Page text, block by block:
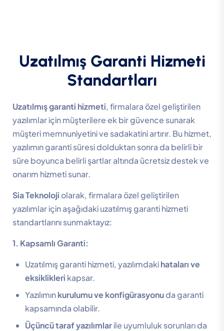
Uzatılmış Garanti Hizmeti
Standartları
Uzatılmış garanti hizmeti, firmalara özel geliştirilen
yazılımlar için müşterilere ek bir güvence sunarak
müşteri memnuniyetini ve sadakatini artırır. Bu hizmet,
yazılımın garanti süresi dolduktan sonra da belirli bir
süre boyunca belirli şartlar altında ücretsiz destek ve
onarım hizmeti sunar.
Sia Teknolojiolarak, firmalara özel geliştirilen
yazılımlar için aşağıdaki uzatılmış garanti hizmeti
standartlarını sunmaktayız:
1. Kapsamlı Garanti:
Uzatılmış garanti hizmeti, yazılımdakihataları ve
eksiklikleri kapsar.
Yazılımınkurulumu ve konfigürasyonuda garanti
kapsamında olabilir.
Üçüncü taraf yazılımlarile uyumluluk sorunları da